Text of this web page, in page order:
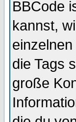
BBCode
kannst,
die Tags
große